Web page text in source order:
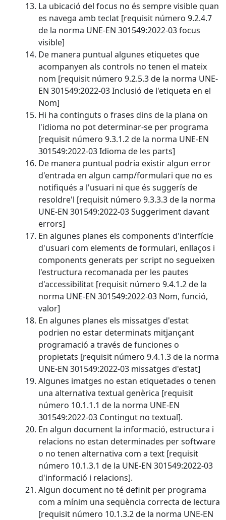
La ubicació del focus no és sempre visible quan
es navega amb teclat [requisit número 9.2.4.7
de la norma UNE-EN 301549:2022-03 focus
visible]
De manera puntual algunes etiquetes que
acompanyen als controls no tenen el mateix
nom [requisit número 9.2.5.3 de la norma UNE-
EN 301549:2022-03 Inclusió de l'etiqueta en el
Nom]
Hi ha continguts o frases dins de la plana on
l'idioma no pot determinar-se per programa
[requisit número 9.3.1.2 de la norma UNE-EN
301549:2022-03 Idioma de les parts]
De manera puntual podria existir algun error
d'entrada en algun camp/formulari que no es
notifiqués a l'usuari ni que és suggerís de
resoldre'l [requisit número 9.3.3.3 de la norma
UNE-EN 301549:2022-03 Suggeriment davant
errors]
En algunes planes els components d'interfície
d'usuari com elements de formulari, enllaços i
components generats per script no segueixen
l'estructura recomanada per les pautes
d'accessibilitat [requisit número 9.4.1.2 de la
norma UNE-EN 301549:2022-03 Nom, funció,
valor]
En algunes planes els missatges d'estat
podrien no estar determinats mitjançant
programació a través de funciones o
propietats [requisit número 9.4.1.3 de la norma
UNE-EN 301549:2022-03 missatges d'estat]
Algunes imatges no estan etiquetades o tenen
una alternativa textual genèrica [requisit
número 10.1.1.1 de la norma UNE-EN
301549:2022-03 Contingut no textual].
En algun document la informació, estructura i
relacions no estan determinades per software
o no tenen alternativa com a text [requisit
número 10.1.3.1 de la UNE-EN 301549:2022-03
d'informació i relacions].
Algun document no té definit per programa
com a mínim una seqüència correcta de lectura
[requisit número 10.1.3.2 de la norma UNE-EN